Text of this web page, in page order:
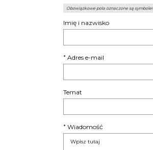
Obowiązkowe pola oznaczone są
Imię i nazwisko
* Adres e-mail
Temat
* Wiadomość